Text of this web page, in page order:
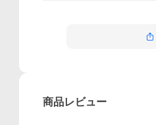
商品レビュー